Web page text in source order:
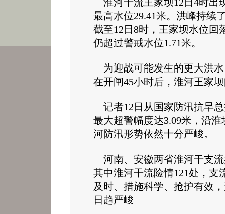
最高水位29.41米。洪峰持续
截至12日8时，王家坝水位回
仍超过警戒水位1.71米。
为迎战可能发生的更大洪水
在开闸45小时后，淮河王家
记者12日从国家防汛抗旱
最大超警幅度达3.09米，沿
河防汛形势依然十分严峻。
河南、安徽两省淮河干支流
其中淮河干流险情121处，支
及时、措施科学、抢护有效
日趋严峻